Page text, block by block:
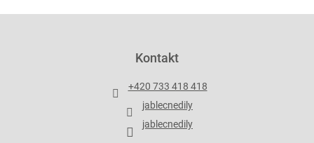
Kontakt
+420 733 418 418
jablecnedily
jablecnedily